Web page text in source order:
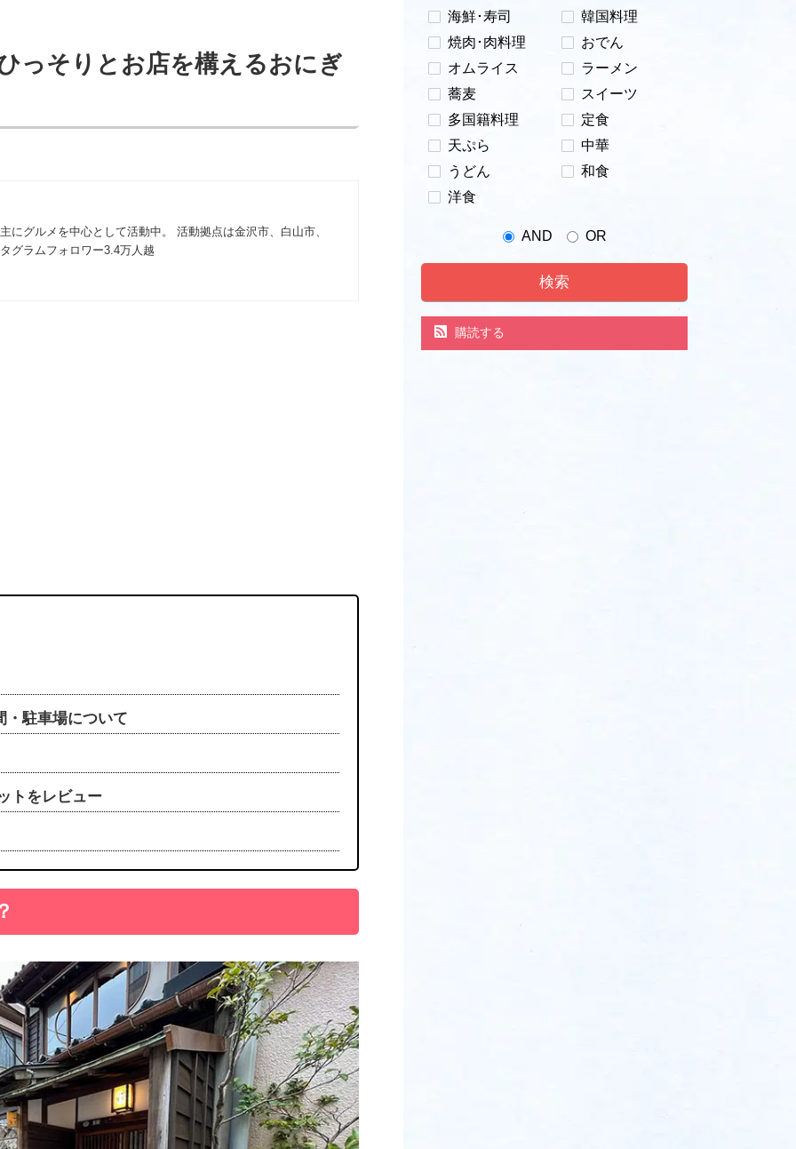
っそりとお店を構えるおにぎ
にグルメを中心として活動中。 活動拠点は金沢市、白山市、
グラムフォロワー3.4万人越
・駐車場について
トをレビュー
海鮮･寿司
韓国料理
焼肉･肉料理
おでん
オムライス
ラーメン
蕎麦
スイーツ
多国籍料理
定食
天ぷら
中華
うどん
和食
洋食
AND OR
検索
購読する